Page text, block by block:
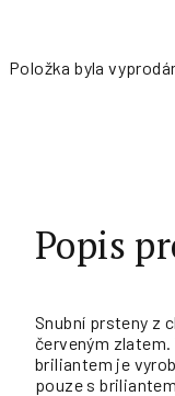
Položka byla
Popis
Snubní prsteny z
červeným
briliantem je
pouze s